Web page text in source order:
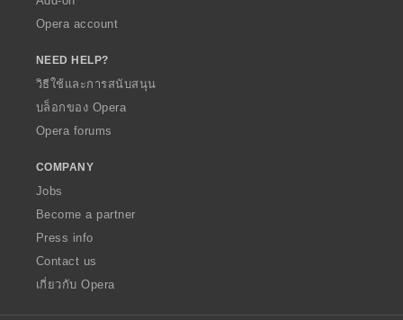
Opera account
NEED HELP?
วิธีใช้และการสนับสนุน
บล็อกของ Opera
Opera forums
COMPANY
Jobs
Become a partner
Press info
Contact us
เกี่ยวกับ Opera